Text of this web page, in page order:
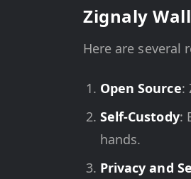
Zignaly
Here are several
Open Source:
Self-Custody:
hands.
Privacy and